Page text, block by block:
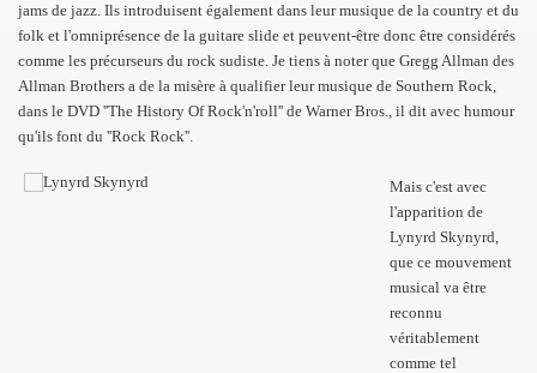
jams de jazz. Ils introduisent également dans leur musique de la country et du
folk et l'omniprésence de la guitare slide et peuvent-être donc être considérés
comme les précurseurs du rock sudiste. Je tiens à noter que Gregg Allman des
Allman Brothers a de la misère à qualifier leur musique de Southern Rock,
dans le DVD ''The History Of Rock'n'roll'' de Warner Bros., il dit avec humour
qu'ils font du ''Rock Rock''.
Mais c'est avec
l'apparition de
Lynyrd Skynyrd,
que ce mouvement
musical va être
reconnu
véritablement
comme tel